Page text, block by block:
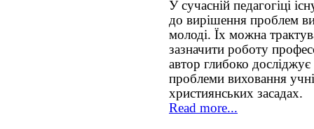
У сучасній педагогіці
до вирішення проблем
молоді. Їх можна
зазначити роботу
автор глибоко
проблеми виховання
християнських засадах.
Read more...